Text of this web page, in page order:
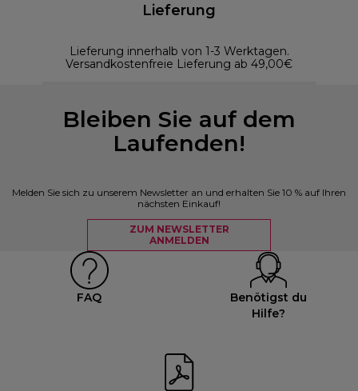
Lieferung
Lieferung innerhalb von 1-3 Werktagen.
Versandkostenfreie Lieferung ab 49,00€
Bleiben Sie auf dem
Laufenden!
Melden Sie sich zu unserem Newsletter an und erhalten Sie 10 % auf Ihren
nächsten Einkauf!
ZUM NEWSLETTER
ANMELDEN
FAQ
Benötigst du
Hilfe?